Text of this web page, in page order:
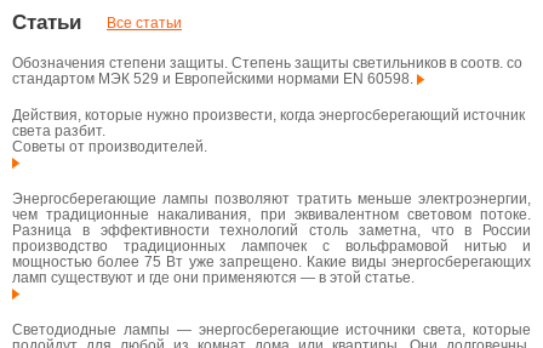
Статьи Все статьи
Обозначения степени защиты. Степень защиты светильников в соотв. со
стандартом МЭК 529 и Европейскими нормами EN 60598.
Действия, которые нужно произвести, когда энергосберегающий источник
света разбит.
Советы от производителей.
Энергосберегающие лампы позволяют тратить меньше электроэнергии,
чем традиционные накаливания, при эквивалентном световом потоке.
Разница в эффективности технологий столь заметна, что в России
производство традиционных лампочек с вольфрамовой нитью и
мощностью более 75 Вт уже запрещено. Какие виды энергосберегающих
ламп существуют и где они применяются — в этой статье.
Светодиодные лампы — энергосберегающие источники света, которые